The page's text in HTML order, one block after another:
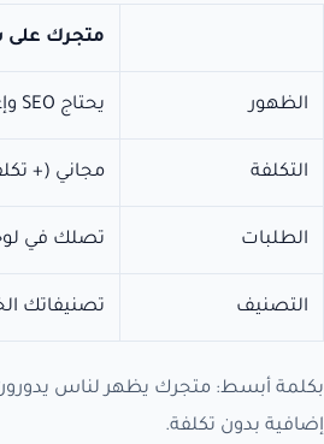
متجرك على
الظهور يحتاج SEO وإعلانات
التكلفة مجاني (+
الطلبات تصلك في
التصنيف تصنيفاتك
بكلمة أبسط: متجرك يظهر لناس يدورون
إضافية بدون تكلفة.